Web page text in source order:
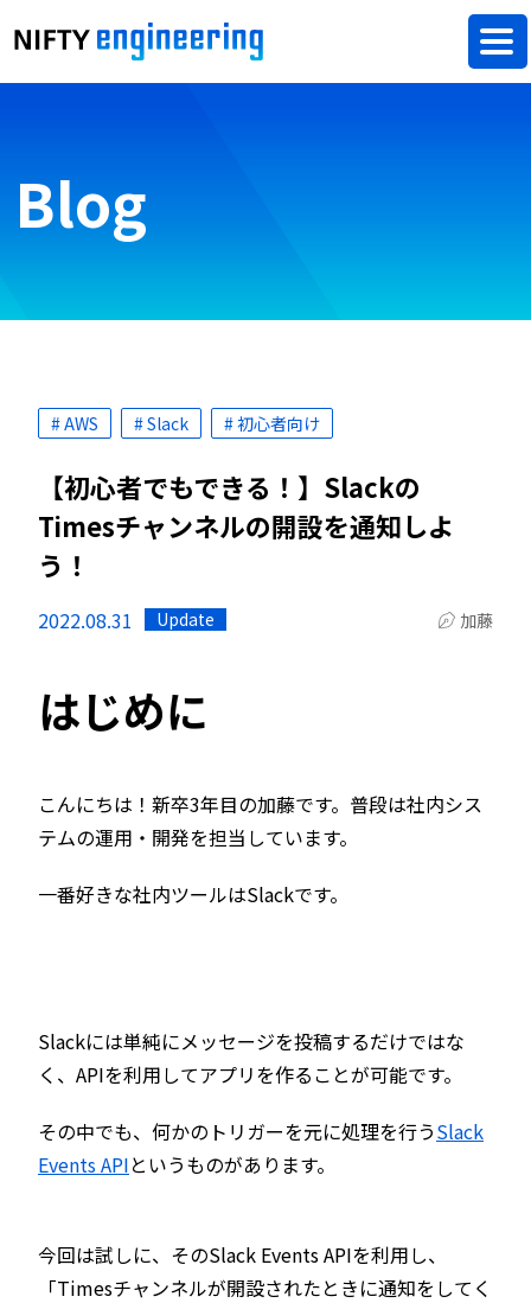
Blog
# AWS # Slack # 初心者向け
【初心者でもできる！】Slackの
Timesチャンネルの開設を通知しよ
う！
2022.08.31 Update 加藤
はじめに
こんにちは！新卒3年目の加藤です。普段は社内シス
テムの運用・開発を担当しています。
一番好きな社内ツールはSlackです。
Slackには単純にメッセージを投稿するだけではな
く、APIを利用してアプリを作ることが可能です。
その中でも、何かのトリガーを元に処理を行うSlack
Events APIというものがあります。
今回は試しに、そのSlack Events APIを利用し、
「Timesチャンネルが開設されたときに通知をしてく